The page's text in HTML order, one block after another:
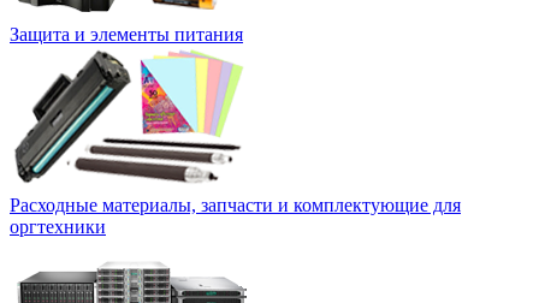
Защита и элементы питания
Расходные материалы, запчасти и комплектующие для
оргтехники